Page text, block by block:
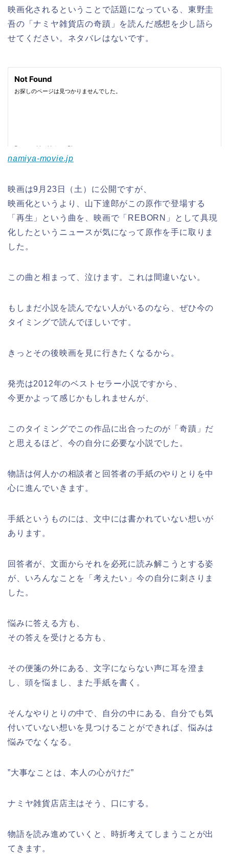
映画化されるということで話題になっている、東野圭
吾の「ナミヤ雑貨店の奇蹟」を読んだ感想を少し語ら
せてください。ネタバレはないです。
namiya-movie.jp
映画は9月23日（土）に公開ですが、
映画化というより、山下達郎がこの原作で登場する
「再生」という曲を、映画で「REBORN」として具現
化したというニュースが気になって原作を手に取りま
した。
この曲と相まって、泣けます。これは間違いない。
もしまだ小説を読んでない人がいるのなら、ぜひ今の
タイミングで読んでほしいです。
きっとその後映画を見に行きたくなるから。
発売は2012年のベストセラー小説ですから、
今更かよって感じかもしれませんが、
このタイミングでこの作品に出合ったのが「奇蹟」だ
と思えるほど、今の自分に必要な小説でした。
物語は何人かの相談者と回答者の手紙のやりとりを中
心に進んでいきます。
手紙というものには、文中には書かれていない想いが
あります。
回答者が、文面からそれを必死に読み解こうとする姿
が、いろんなことを「考えたい」今の自分に刺さりま
した。
悩みに答える方も、
その答えを受けとる方も、
その便箋の外にある、文字にならない声に耳を澄ま
し、頭を悩まし、また手紙を書く。
そんなやりとりの中で、自分の中にある、自分でも気
付いていない想いを見つけることができれば、悩みは
悩みでなくなる。
”大事なことは、本人の心がけだ”
ナミヤ雑貨店店主はそう、口にする。
物語を読み進めていくと、時折考えてしまうことが出
てきます。